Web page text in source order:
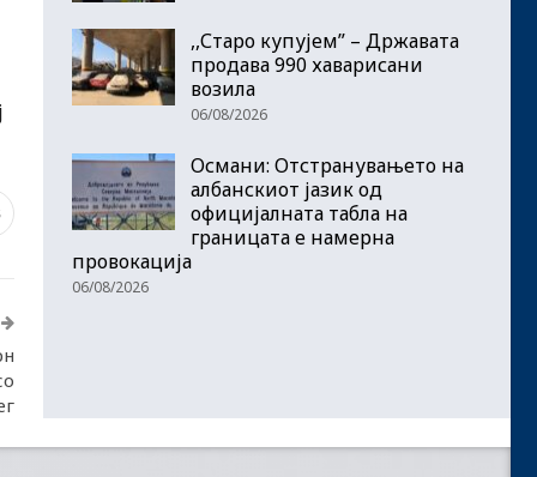
,,Старо купујем” – Државата
продава 990 хаварисани
возила
06/08/2026
Османи: Отстранувањето на
албанскиот јазик од
официјалната табла на
границата е намерна
провокација
06/08/2026